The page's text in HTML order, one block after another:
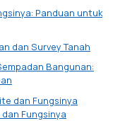
Panduan untuk
dan Survey Tanah
Bangunan:
Fungsinya